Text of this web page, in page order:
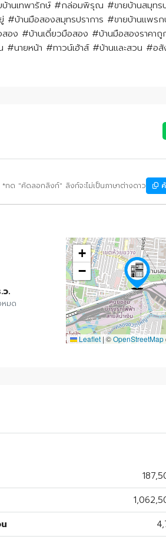
านเทพารักษ์ #กล่อมพิรุณ #ขายบ้านสมุทร
#บ้านมือสองสมุทรปราการ #ขายบ้านแพร
อง #บ้านเดี่ยวมือสอง #บ้านมือสองราคา
นายหน้า #ทาวน์เฮ้าส์ #บ้านเเละสวน #อสั
*กด "คัดลอกลิงก์" ลิงก์จะไม่เป็นภาษาต่างดาว
ว.
มด
+
−
Leaflet | ©OpenStreetMap